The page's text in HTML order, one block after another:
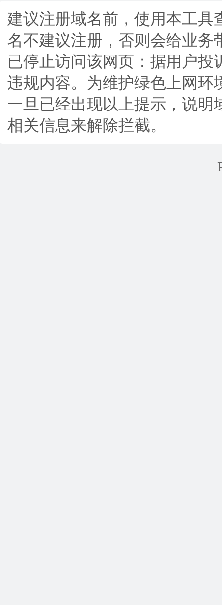
建议注册域名前，使用本工
名不建议注册，否则会给业务
已停止访问该网页：据用户
违规内容。为维护绿色上网环
一旦已经出现以上提示，说明
相关信息来解除拦截。